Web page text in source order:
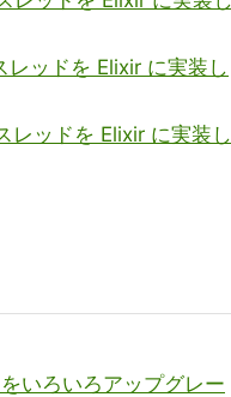
ッドを Elixir に実装し
レッドを Elixir に実装し
いろいろアップグレー